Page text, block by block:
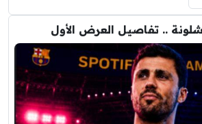
.. تفاصيل العرض الأول